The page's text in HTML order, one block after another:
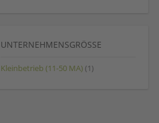
UNTERNEHMENSGRÖSSE
Kleinbetrieb (11-50 MA) (1)